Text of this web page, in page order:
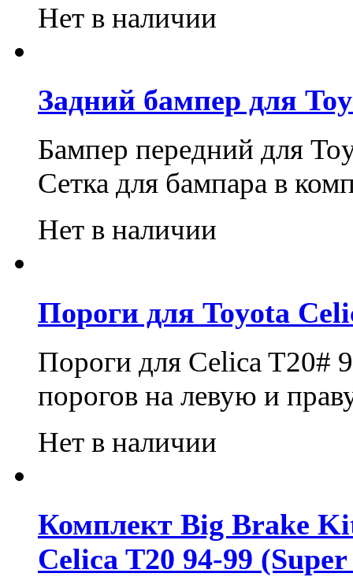
Нет в наличии
Задний бампер для
Бампер передний для
Сетка для бампара в
Нет в наличии
Пороги для Toyota
Пороги для Celica T20#
порогов на левую и
Нет в наличии
Комплект Big Brake
Celica T20 94-99